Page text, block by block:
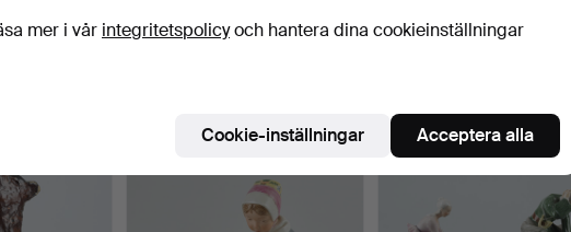
matchar din sökning
mer i vår integritetspolicyoch hantera dina cookieinställningar
Cookie-inställningar Acceptera alla